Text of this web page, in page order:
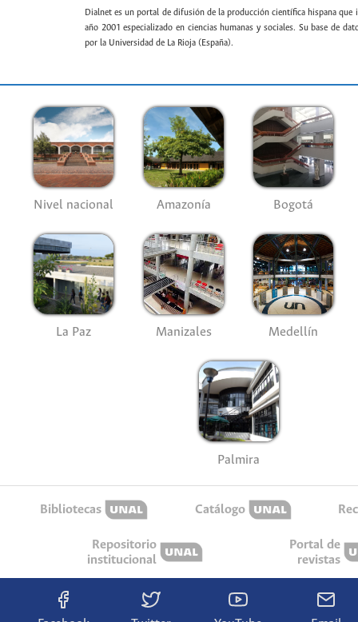
Dialnet es un portal de difusión de la producción científica hispana
año 2001 especializado en ciencias humanas y sociales. Su base de
por la Universidad de La Rioja (España).
Nivel nacional Amazonía Bogotá
La Paz Manizales Medellín
Palmira
Bibliotecas Catálogo
Repositorio
institucional
Portal de
revistas